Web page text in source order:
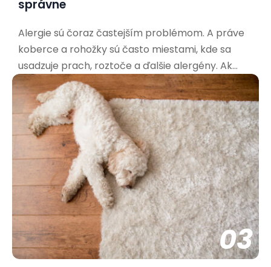
správne
Alergie sú čoraz častejším problémom. A práve
koberce a rohožky sú často miestami, kde sa
usadzuje prach, roztoče a ďalšie alergény. Ak
trpíte alergiami, výber správnej rohožky je kľúčový
pre vaše zdravie a pohodu. Aké materiály sú
najvhodnejšie pre alergikov? Pri výbere rohožky
pre alergikov
03